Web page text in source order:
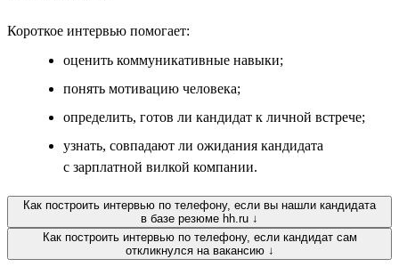
Короткое интервью помогает:
оценить коммуникативные навыки;
понять мотивацию человека;
определить, готов ли кандидат к личной встрече;
узнать, совпадают ли ожидания кандидата
с зарплатной вилкой компании.
Как построить интервью по телефону, если вы нашли кандидата
в базе резюме hh.ru ↓
Как построить интервью по телефону, если кандидат сам
откликнулся на вакансию ↓